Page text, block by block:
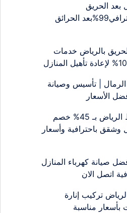
الحريق
بالرياض..تنظيف احترافي99%بعد الحرائق
بالرياض خدمات
| تأسيس وصيانة
الأسعار
شركة تنظيف وسط الرياض بـ 45% خصم
باحترافية وأسعار
صيانة كهرباء المنازل
تركيب إنارة
بأسعار مناسبة